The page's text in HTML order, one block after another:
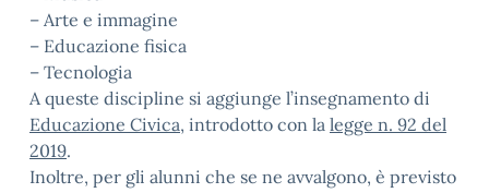
– Arte e immagine
– Educazione fisica
– Tecnologia
A queste discipline si aggiunge l’insegnamento di
Educazione Civica, introdotto con la legge n. 92 del
2019.
Inoltre, per gli alunni che se ne avvalgono, è previsto